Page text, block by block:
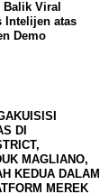
Viral
Intelijen atas
Demo
DI
MAGLIANO,
KEDUA DALAM
MEREK